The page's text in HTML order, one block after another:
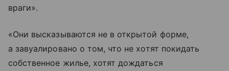
враги».
«Они высказываются не в открытой форме,
а завуалировано о том, что не хотят покидать
собственное жилье, хотят дождаться